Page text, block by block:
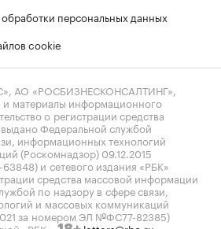
персональных данных
cookie
АО «РОСБИЗНЕСКОНСАЛТИНГ»,
и материалы информационного
о регистрации средства
Федеральной службой
информационных технологий
(Роскомнадзор) 09.12.2015
и сетевого издания «РБК»
средства массовой информации
по надзору в сфере связи,
и массовых коммуникаций
за номером ЭЛ №ФС77-82385)